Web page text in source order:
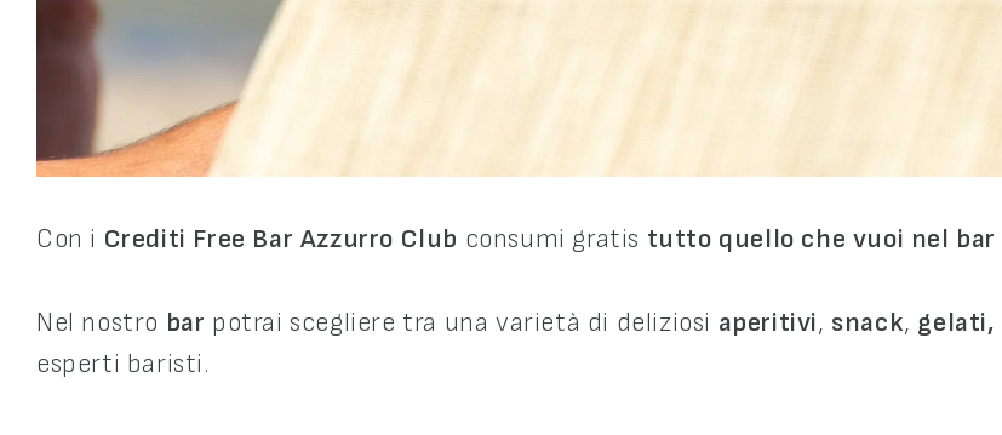
Con i Crediti Free Bar Azzurro Club consumi gratis tutto quello che vuoi nel bar
Nel nostro bar potrai scegliere tra una varietà di deliziosi aperitivi, snack, gelati,
esperti baristi.